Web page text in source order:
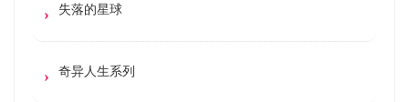
失落的星球
奇异人生系列